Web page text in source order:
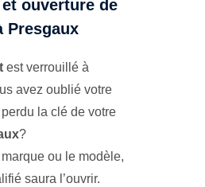
ouverture de
Presgaux
est verrouillé à
avez oublié votre
la clé de votre
?
ou le modèle,
saura l’ouvrir.